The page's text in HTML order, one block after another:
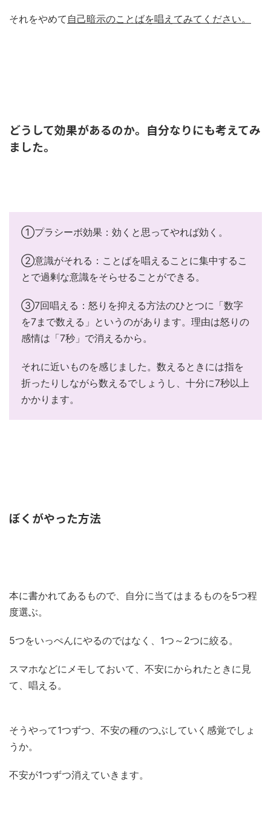
それをやめて 自己暗示のことばを唱えてみてください。
どうして効果があるのか。自分なりにも考えてみ
ました。
①プラシーボ効果：効くと思ってやれば効く。
②意識がそれる：ことばを唱えることに集中するこ
とで過剰な意識をそらせることができる。
③7回唱える：怒りを抑える方法のひとつに「数字
を7まで数える」というのがあります。理由は怒りの
感情は「7秒」で消えるから。
それに近いものを感じました。数えるときには指を
折ったりしながら数えるでしょうし、十分に7秒以上
かかります。
ぼくがやった方法
本に書かれてあるもので、自分に当てはまるものを5つ程
度選ぶ。
5つをいっぺんにやるのではなく、1つ～2つに絞る。
スマホなどにメモしておいて、不安にかられたときに見
て、唱える。
そうやって1つずつ、不安の種のつぶしていく感覚でしょ
うか。
不安が1つずつ消えていきます。